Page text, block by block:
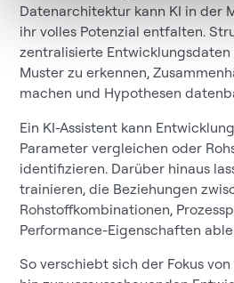
Datenarchitektur kann KI in der
ihr volles Potenzial entfalten.
zentralisierte
Muster zu erkennen,
machen und Hypothesen
Ein KI-Assistent kann
Parameter vergleichen oder
identifizieren. Darüber hinaus
trainieren, die Beziehungen
Rohstoffkombinationen,
Performance-Eigenschaften
So verschiebt sich der Fokus